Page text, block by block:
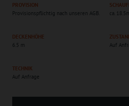
PROVISION
Provisionspflichtig nach unseren AGB.
ca.
DECKENHÖHE
6.5 m
Auf
TECHNIK
Auf Anfrage